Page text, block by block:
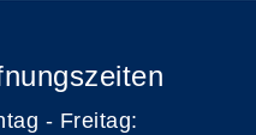
- Freitag: